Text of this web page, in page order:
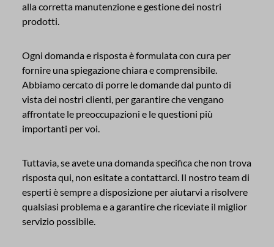
alla corretta manutenzione e gestione dei nostri
prodotti.
Ogni domanda e risposta è formulata con cura per
fornire una spiegazione chiara e comprensibile.
Abbiamo cercato di porre le domande dal punto di
vista dei nostri clienti, per garantire che vengano
affrontate le preoccupazioni e le questioni più
importanti per voi.
Tuttavia, se avete una domanda specifica che non trova
risposta qui, non esitate a contattarci. Il nostro team di
esperti è sempre a disposizione per aiutarvi a risolvere
qualsiasi problema e a garantire che riceviate il miglior
servizio possibile.